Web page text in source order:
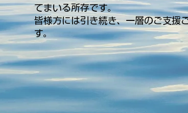
てまいる所存です。
皆様方には引き続き、一層のご支援
す。